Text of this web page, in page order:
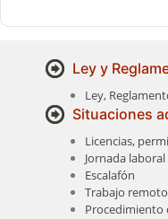
Ley y
Ley,
Situaciones
Licencias,
Jornada laboral
Escalafón
Trabajo
Procedimiento